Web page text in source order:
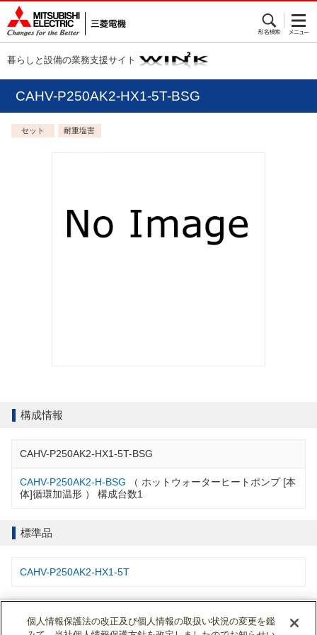
暮らしと設備の業務支援サイト
CAHV-P250AK2-HX1-5T-BSG
セット 耐重塩害
構成情報
CAHV-P250AK2-HX1-5T-BSG
CAHV-P250AK2-H-BSG
（ ホットウォーターヒートポンプ [本
体]循環加温形 ） 構成台数1
標準品
CAHV-P250AK2-HX1-5T
個人情報保護法の改正及び個人情報の取扱い状況の変更を鑑